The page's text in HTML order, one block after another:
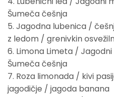
Šumeča češnja
5. Jagodna lubenica /
z ledom / grenivkin
6. Limona Limeta /
Šumeča češnja
7. Roza limonada / kivi
jagodičje / jagoda banana